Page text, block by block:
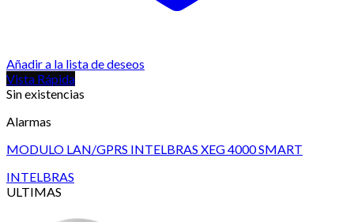
Añadir a la lista de deseos
Vista Rápida
Sin existencias
Alarmas
MODULO LAN/GPRS INTELBRAS XEG 4000 SMART
INTELBRAS
ULTIMAS